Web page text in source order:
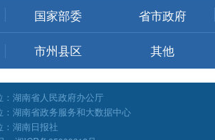
国家部委 省市政府
市州县区 其他
：湖南省人民政府办公厅
：湖南省政务服务和大数据中心
：湖南日报社